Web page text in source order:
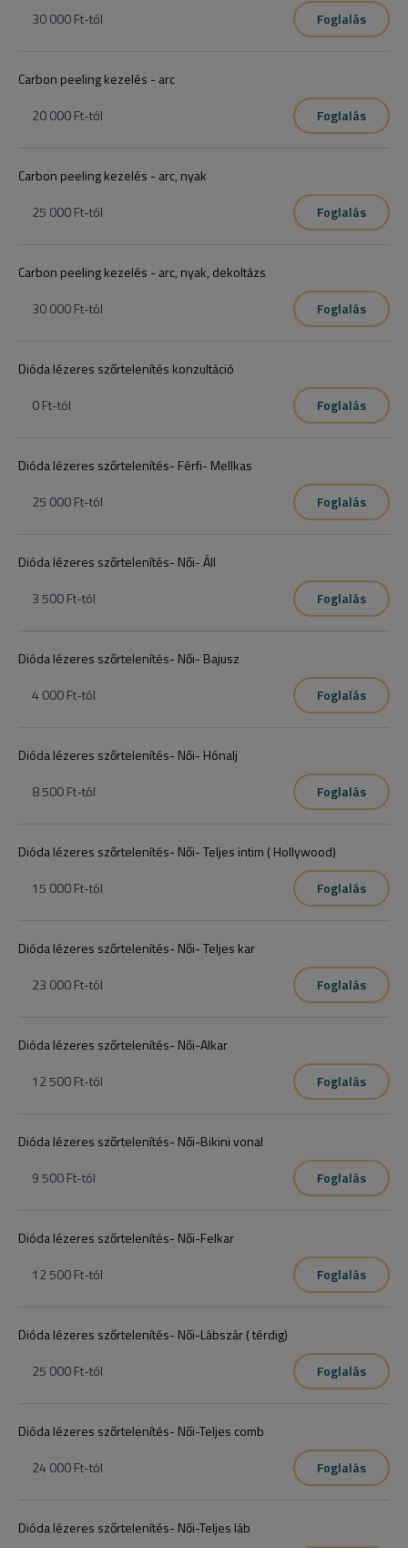
30 000 Ft-tól Foglalás
Carbon peeling kezelés - arc
20 000 Ft-tól Foglalás
Carbon peeling kezelés - arc, nyak
25 000 Ft-tól Foglalás
Carbon peeling kezelés - arc, nyak, dekoltázs
30 000 Ft-tól Foglalás
Dióda lézeres szőrtelenítés konzultáció
0 Ft-tól Foglalás
Dióda lézeres szőrtelenítés- Férfi- Mellkas
25 000 Ft-tól Foglalás
Dióda lézeres szőrtelenítés- Női- Áll
3 500 Ft-tól Foglalás
Dióda lézeres szőrtelenítés- Női- Bajusz
4 000 Ft-tól Foglalás
Dióda lézeres szőrtelenítés- Női- Hónalj
8 500 Ft-tól Foglalás
Dióda lézeres szőrtelenítés- Női- Teljes intim ( Hollywood)
15 000 Ft-tól Foglalás
Dióda lézeres szőrtelenítés- Női- Teljes kar
23 000 Ft-tól Foglalás
Dióda lézeres szőrtelenítés- Női-Alkar
12 500 Ft-tól Foglalás
Dióda lézeres szőrtelenítés- Női-Bikini vonal
9 500 Ft-tól Foglalás
Dióda lézeres szőrtelenítés- Női-Felkar
12 500 Ft-tól Foglalás
Dióda lézeres szőrtelenítés- Női-Lábszár ( térdig)
25 000 Ft-tól Foglalás
Dióda lézeres szőrtelenítés- Női-Teljes comb
24 000 Ft-tól Foglalás
Dióda lézeres szőrtelenítés- Női-Teljes láb